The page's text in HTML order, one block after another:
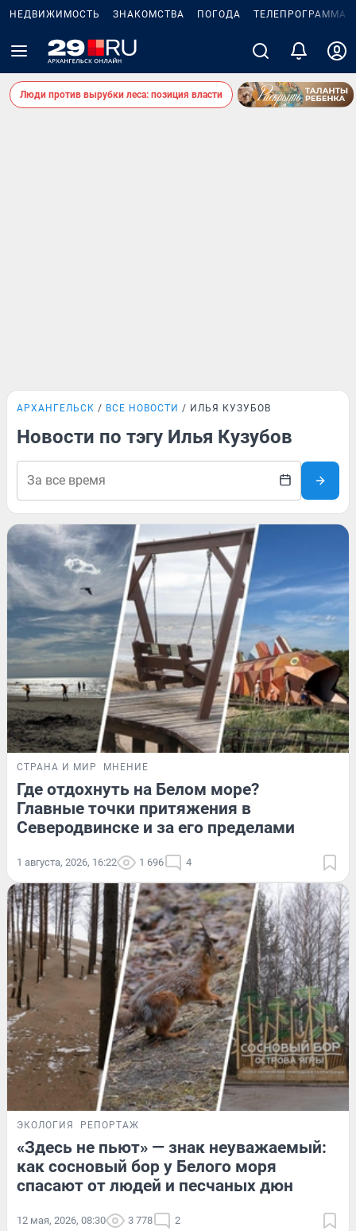
НЕДВИЖИМОСТЬ ЗНАКОМСТВА ПОГОДА ТЕЛЕПРОГРАММА
Люди против вырубки леса: позиция власти
АРХАНГЕЛЬСК ВСЕ НОВОСТИ ИЛЬЯ КУЗУБОВ
Новости по тэгу Илья Кузубов
СТРАНА И МИР МНЕНИЕ
Где отдохнуть на Белом море?
Главные точки притяжения в
Северодвинске и за его пределами
1 августа, 2026, 16:22 1 696 4
ЭКОЛОГИЯ РЕПОРТАЖ
«Здесь не пьют» — знак неуважаемый:
как сосновый бор у Белого моря
спасают от людей и песчаных дюн
12 мая, 2026, 08:30 3 778 2